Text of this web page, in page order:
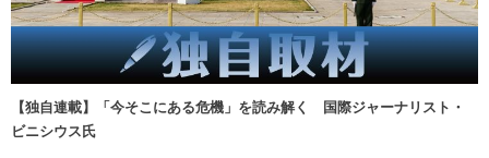
【独自連載】「今そこにある危機」を読み解く 国際ジャーナリスト・
ビニシウス氏